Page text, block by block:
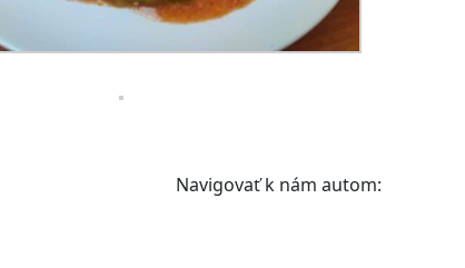
Navigovať k nám autom: